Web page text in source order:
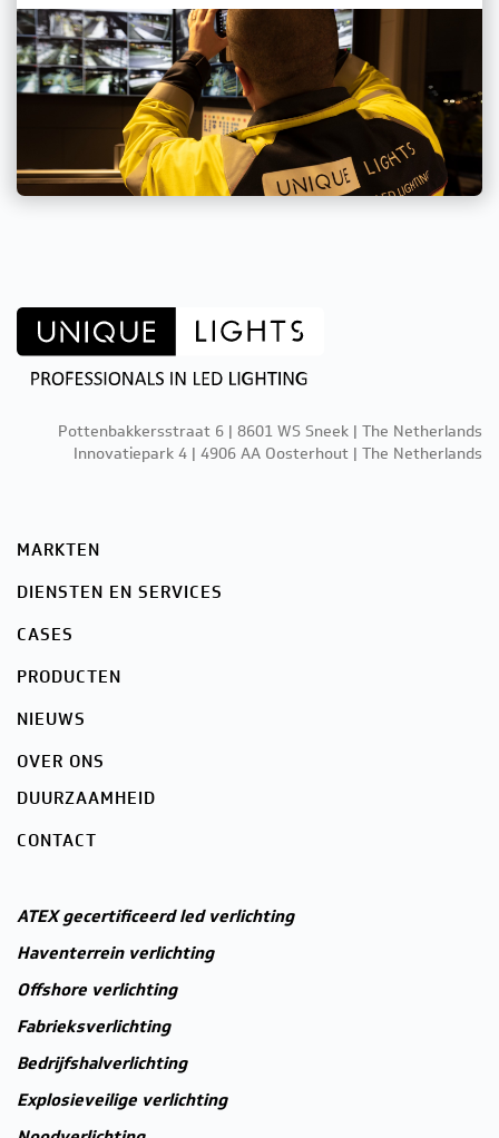
Pottenbakkersstraat 6 | 8601 WS Sneek | The Netherlands
Innovatiepark 4 | 4906 AA Oosterhout | The Netherlands
MARKTEN
DIENSTEN EN SERVICES
CASES
PRODUCTEN
NIEUWS
OVER ONS
DUURZAAMHEID
CONTACT
ATEX gecertificeerd led verlichting
Haventerrein verlichting
Offshore verlichting
Fabrieksverlichting
Bedrijfshalverlichting
Explosieveilige verlichting